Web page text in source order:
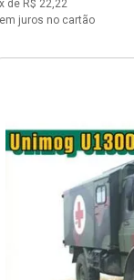
x de R$ 22,22
juros no cartão